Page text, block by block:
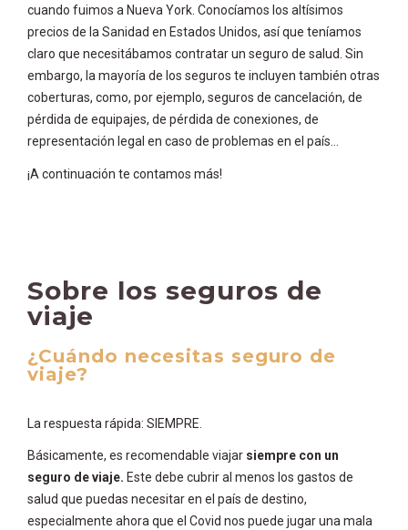
cuando fuimos a Nueva York. Conocíamos los altísimos
precios de la Sanidad en Estados Unidos, así que teníamos
claro que necesitábamos contratar un seguro de salud. Sin
embargo, la mayoría de los seguros te incluyen también otras
coberturas, como, por ejemplo, seguros de cancelación, de
pérdida de equipajes, de pérdida de conexiones, de
representación legal en caso de problemas en el país…
¡A continuación te contamos más!
Sobre los seguros de
viaje
¿Cuándo necesitas seguro de
viaje?
La respuesta rápida: SIEMPRE.
Básicamente, es recomendable viajar siempre con un
seguro de viaje. Este debe cubrir al menos los gastos de
salud que puedas necesitar en el país de destino,
especialmente ahora que el Covid nos puede jugar una mala